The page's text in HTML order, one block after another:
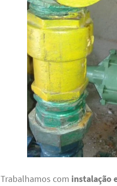
Trabalhamos com instalação